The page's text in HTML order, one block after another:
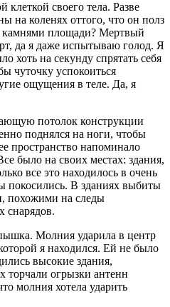
своего тела. Разве
на коленях оттого, что он полз
площади? Мертвый
да я даже испытываю голод. Я
хоть на секунду спрятать себя
чуточку успокоиться
ощущения в теле. Да, я
потолок конструкции
поднялся на ноги, чтобы
пространство напоминало
было на своих местах: здания,
все это находилось в очень
покосились. В зданиях выбиты
похожими на следы
снарядов.
Молния ударила в центр
я находился. Ей не было
высокие здания,
торчали огрызки антенн
молния хотела ударить